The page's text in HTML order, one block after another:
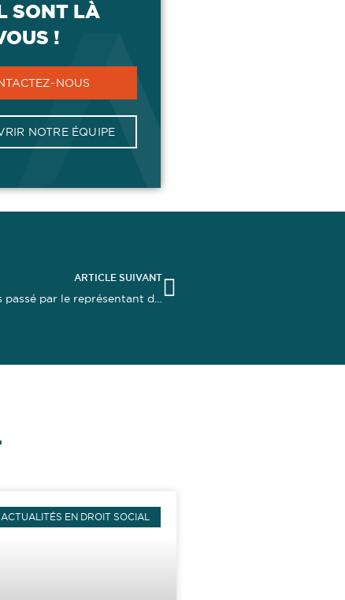
SONT LÀ
!
NOUS
NOTRE ÉQUIPE
ARTICLE SUIVANT
ACTUALITÉS EN DROIT SOCIAL